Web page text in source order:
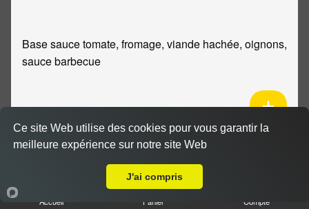
Base sauce tomate, fromage, viande hachée, oignons,
sauce barbecue
Pizza mexicaine
Accueil Panier Compte
Ce site Web utilise des cookies pour vous garantir la
meilleure expérience sur notre site Web
J'ai compris